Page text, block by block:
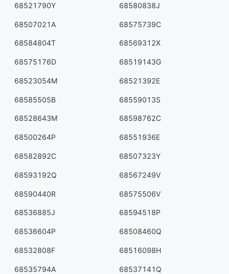
68521790Y 68580838J
68507021A 68575739C
68584804T 68569312X
68575176D 68519143G
68523054M 68521392E
68585505B 68559013S
68528643M 68598762C
68500264P 68551936E
68582892C 68507323Y
68593192Q 68567249V
68590440R 68575506V
68536885J 68594518P
68536604P 68508460Q
68532808F 68516098H
68535794A 68537141Q